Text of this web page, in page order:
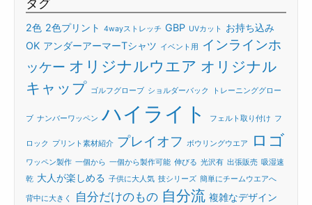
タグ
2色 2色プリント 4wayストレッチ GBP UVカット
お持ち込み
OK アンダーアーマーTシャツ イベント用
インラインホ
ッケー オリジナルウエア オリジナル
キャップ ゴルフグローブ ショルダーバック トレーニンググロー
ブ ナンバーワッペン ハイライト フェルト取り付け フ
ロック プリント素材紹介 プレイオフ ボウリングウエア ロゴ
ワッペン製作 一個から 一個から製作可能 伸びる 光沢有 出張販売 吸湿速
乾 大人が楽しめる 子供に大人気 技シリーズ 簡単にチームウエアへ
背中に大きく 自分だけのもの 自分流 複雑なデザイン